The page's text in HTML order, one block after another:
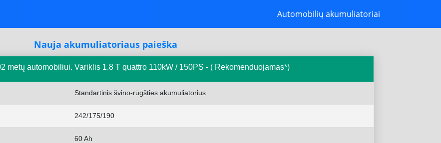
Automobilių akumuliatoriai
Nauja akumuliatoriaus paieška
metų automobiliui. Variklis 1.8 T quattro 110kW / 150PS - ( Rekomenduojamas*)
Standartinis švino-rūgšties akumuliatorius
242/175/190
60 Ah